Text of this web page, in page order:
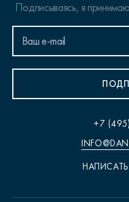
Подписываясь, я принимаю
+7